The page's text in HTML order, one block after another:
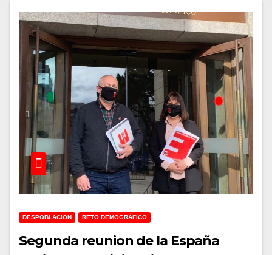
DESPOBLACION RETO DEMOGRÁFICO
Segunda reunion de la España